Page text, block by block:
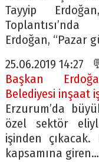
Tayyip
Erdoğan, “Pazar
25.06.2019 14:27
Başkan
Belediyesi inşaat
Erzurum’da
özel sektör
işinden
kapsamına giren…